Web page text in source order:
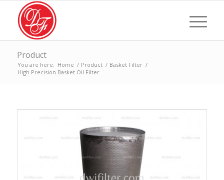
Product
You are here: Home / Product / Basket Filter /
High Precision Basket Oil Filter